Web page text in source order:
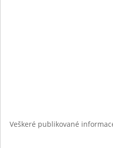
Veškeré publikované